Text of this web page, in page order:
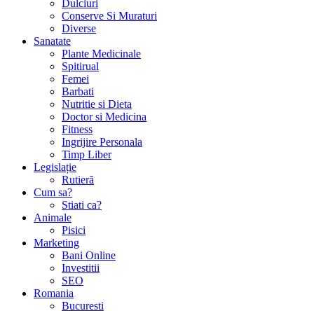
Dulciuri
Conserve Si Muraturi
Diverse
Sanatate
Plante Medicinale
Spitirual
Femei
Barbati
Nutritie si Dieta
Doctor si Medicina
Fitness
Ingrijire Personala
Timp Liber
Legislație
Rutieră
Cum sa?
Stiati ca?
Animale
Pisici
Marketing
Bani Online
Investitii
SEO
Romania
Bucuresti